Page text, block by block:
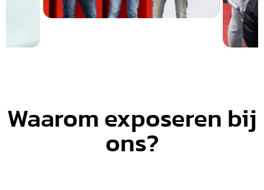
Waarom exposeren bij
ons?